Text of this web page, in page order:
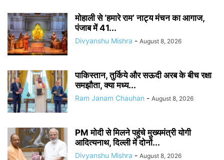
मोहाली से ‘हमारे राम’ नाट्य मंचन का आगाज,
पंजाब में 41...
Divyanshu Mishra - August 8, 2026
पाकिस्तान, तुर्किये और सऊदी अरब के बीच रक्षा
समझौता, क्या मध्य...
Ram Janam Chauhan - August 8, 2026
PM मोदी से मिलने पहुंचे मुख्यमंत्री योगी
आदित्यनाथ, दिल्ली में दोनों...
Divyanshu Mishra - August 8, 2026